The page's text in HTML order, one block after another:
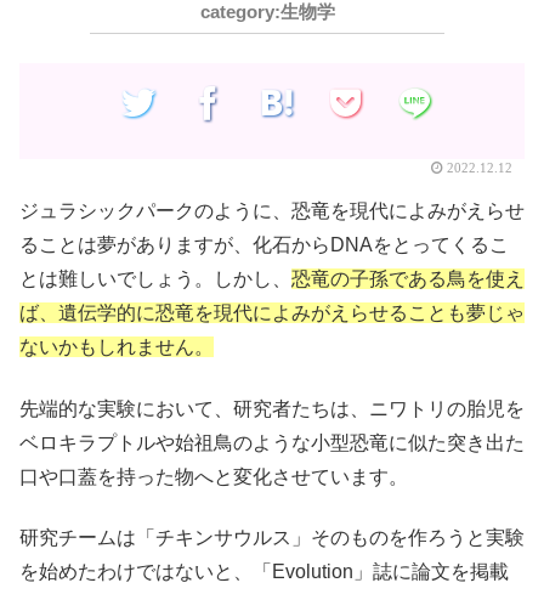
生物学
2022.12.12
ジュラシックパークのように、恐竜を現代によみがえらせ
ることは夢がありますが、化石からDNAをとってくるこ
とは難しいでしょう。しかし、 恐竜の子孫である鳥を使え
ば、遺伝学的に恐竜を現代によみがえらせることも夢じゃ
ないかもしれません。
先端的な実験において、研究者たちは、ニワトリの胎児を
ベロキラプトルや始祖鳥のような小型恐竜に似た突き出た
口や口蓋を持った物へと変化させています。
研究チームは「チキンサウルス」そのものを作ろうと実験
を始めたわけではないと、「Evolution」誌に論文を掲載